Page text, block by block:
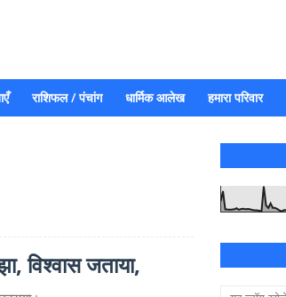
राशिफल / पंचांग धार्मिक आलेख हमारा परिवार
विश्वास जताया,